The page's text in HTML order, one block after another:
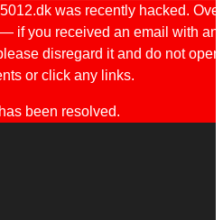
was recently hacked. Ove
if you received an email with an
disregard it and do not open
or click any links.
been resolved.